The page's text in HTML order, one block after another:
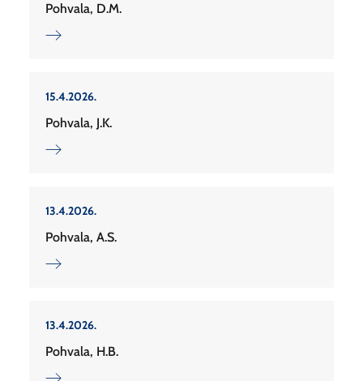
Pohvala, D.M.
15.4.2026.
Pohvala, J.K.
13.4.2026.
Pohvala, A.S.
13.4.2026.
Pohvala, H.B.